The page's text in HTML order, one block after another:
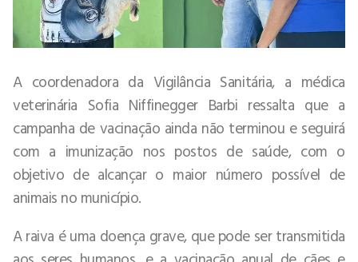
A coordenadora da Vigilância Sanitária, a médica
veterinária Sofia Niffinegger Barbi ressalta que a
campanha de vacinação ainda não terminou e seguirá
com a imunização nos postos de saúde, com o
objetivo de alcançar o maior número possível de
animais no município.
A raiva é uma doença grave, que pode ser transmitida